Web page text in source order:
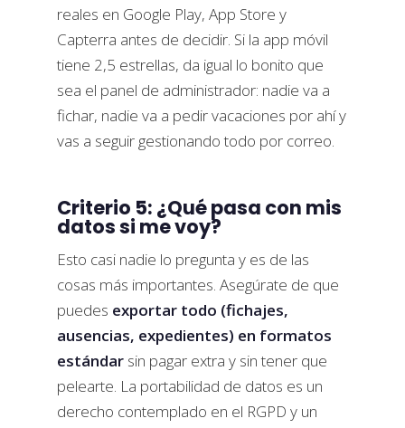
reales en Google Play, App Store y
Capterra antes de decidir. Si la app móvil
tiene 2,5 estrellas, da igual lo bonito que
sea el panel de administrador: nadie va a
fichar, nadie va a pedir vacaciones por ahí y
vas a seguir gestionando todo por correo.
Criterio 5: ¿Qué pasa con mis
datos si me voy?
Esto casi nadie lo pregunta y es de las
cosas más importantes. Asegúrate de que
puedes exportar todo (fichajes,
ausencias, expedientes) en formatos
estándarsin pagar extra y sin tener que
pelearte. La portabilidad de datos es un
derecho contemplado en el RGPD y un